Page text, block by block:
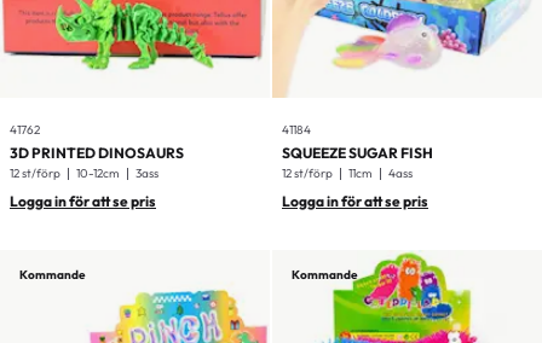
41762
3D PRINTED DINOSAURS
12 st/förp 10-12cm 3ass
Logga in för att se pris
41184
SQUEEZE SUGAR FISH
12 st/förp 11cm 4ass
Logga in för att se pris
Kommande Kommande